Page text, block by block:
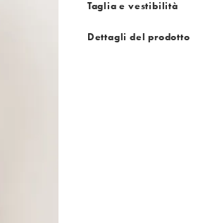
Taglia e vestibilità
Dettagli del prodotto